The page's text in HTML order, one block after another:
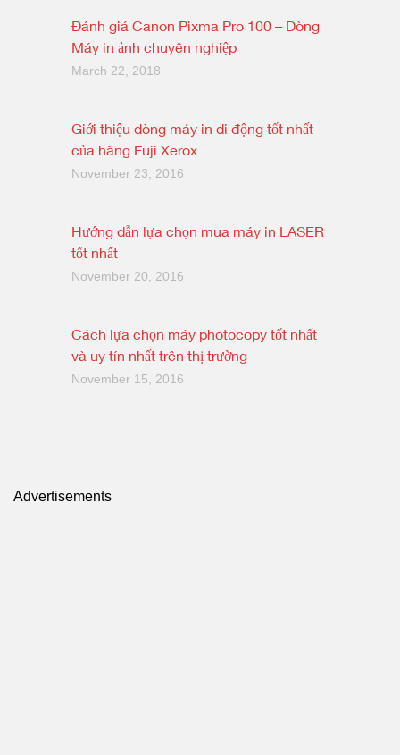
Đánh giá Canon Pixma Pro 100 – Dòng
Máy in ảnh chuyên nghiệp
March 22, 2018
Giới thiệu dòng máy in di động tốt nhất
của hãng Fuji Xerox
November 23, 2016
Hướng dẫn lựa chọn mua máy in LASER
tốt nhất
November 20, 2016
Cách lựa chọn máy photocopy tốt nhất
và uy tín nhất trên thị trường
November 15, 2016
Advertisements